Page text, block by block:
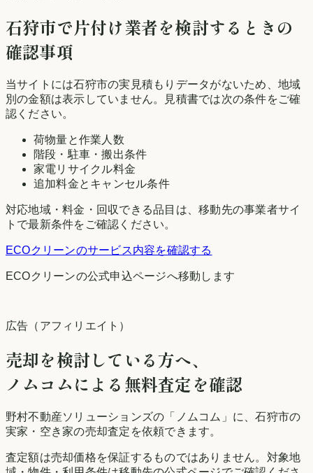
石狩市で片付け業者を検討するときの
確認事項
当サイトには石狩市の実見積もりデータがないため、地域
別の金額は表示していません。見積書では次の条件をご確
認ください。
荷物量と作業人数
階段・駐車・搬出条件
家電リサイクル料金
追加料金とキャンセル条件
対応地域・料金・回収できる品目は、移動先の事業者サイ
トで最新条件をご確認ください。
ECOクリーンのサービス内容を確認する
ECOクリーンの公式申込ページへ移動します
広告（アフィリエイト）
売却を検討している方へ、
ノムコムによる無料査定を確認
野村不動産ソリューションズの「ノムコム」に、石狩市の
実家・空き家の売却査定を依頼できます。
査定額は売却価格を保証するものではありません。対象地